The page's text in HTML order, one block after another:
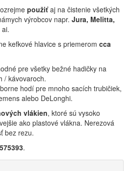
použiťaj na čistenie všetkých
výrobcov napr. Jura, Melitta,
ai.
kefkové hlavice s priemerom cca
pre všetky bežné hadičky na
/ kávovaroch.
hodí pre mnoho sacích trubičiek,
alebo DeLonghi.
vlákien, ktoré sú vysoko
ako plastové vlákna. Nerezová
bez rezu.
.